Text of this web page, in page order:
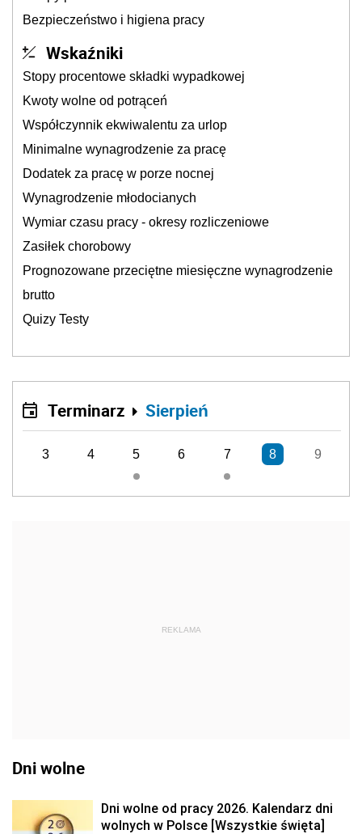
Bezpieczeństwo i higiena pracy
Wskaźniki
Stopy procentowe składki wypadkowej
Kwoty wolne od potrąceń
Współczynnik ekwiwalentu za urlop
Minimalne wynagrodzenie za pracę
Dodatek za pracę w porze nocnej
Wynagrodzenie młodocianych
Wymiar czasu pracy - okresy rozliczeniowe
Zasiłek chorobowy
Prognozowane przeciętne miesięczne wynagrodzenie
brutto
Quizy Testy
Terminarz Sierpień
3 4 5 6 7 8 9
REKLAMA
Dni wolne
Dni wolne od pracy 2026. Kalendarz dni
wolnych w Polsce [Wszystkie święta]